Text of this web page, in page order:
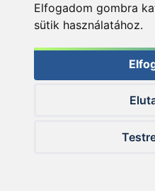
Elfogadom gombra
sütik használatához.
Vízálló anyag
Kétirányú cipzár
Állítható, levehető
Vízálló telefontok